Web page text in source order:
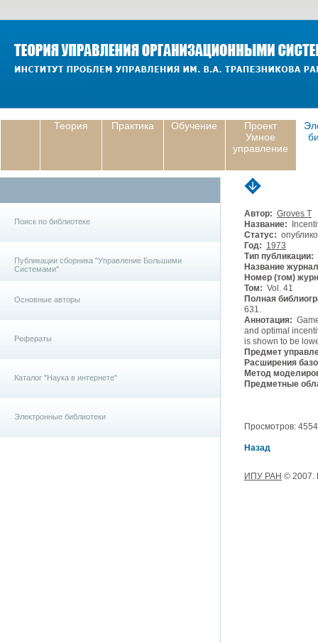
Теория Практика Обучение
Проект
Умное
управление
Поиск по библиотеке
Публикации сборника "Управление Большими
Системами"
Основные авторы
Рефераты
Каталог "Наука в интернете"
Электронные библиотеки
Автор: Groves T
Название:
Статус:
Год: 1973
Тип публикации:
Название
Номер (том)
Том: Vol. 41
Полная
631.
Аннотация:
and optimal
is shown to be
Предмет
Расширения
Метод
Предметные
Просмотров:
Назад
ИПУ РАН © 2007.